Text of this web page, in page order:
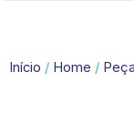
Início / Home /